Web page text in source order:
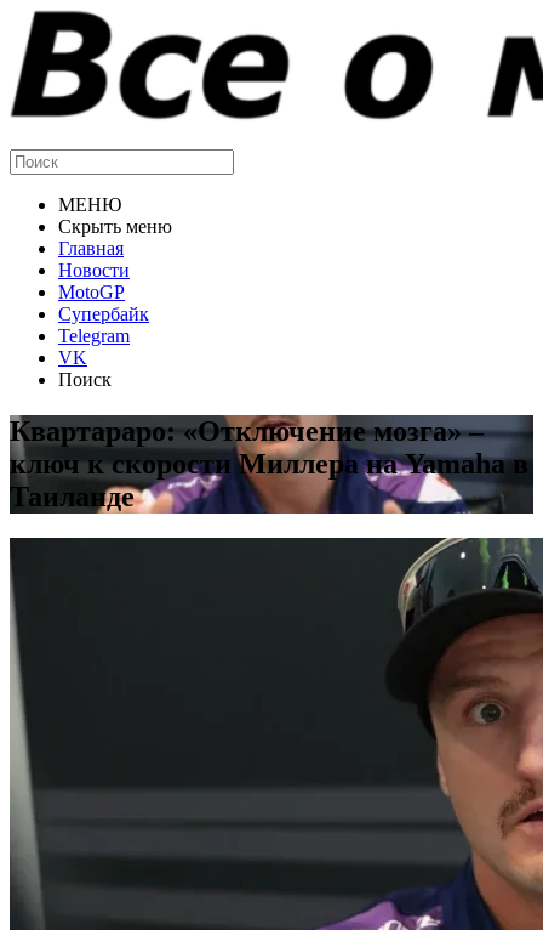
МЕНЮ
Скрыть меню
Главная
Новости
MotoGP
Супербайк
Telegram
VK
Поиск
Квартараро: «Отключение мозга» –
ключ к скорости Миллера на Yamaha в
Таиланде